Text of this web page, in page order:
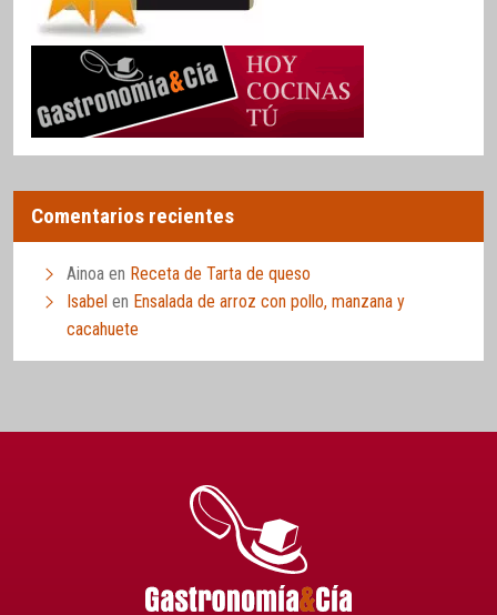
Comentarios recientes
Ainoa en Receta de Tarta de queso
Isabel en Ensalada de arroz con pollo, manzana y
cacahuete